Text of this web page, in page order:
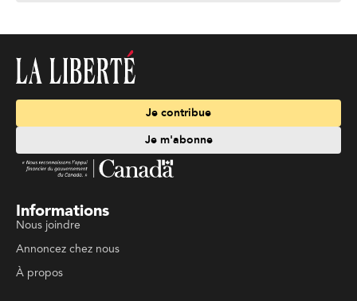
Je contribue
Je m'abonne
Informations
Nous joindre
Annoncez chez nous
À propos